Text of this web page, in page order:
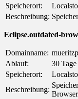
Speicherort:
Beschreibung:
Eclipse.outdated-
Domainname:
Ablauf:
30 Tage
Speicherort:
Beschreibung: